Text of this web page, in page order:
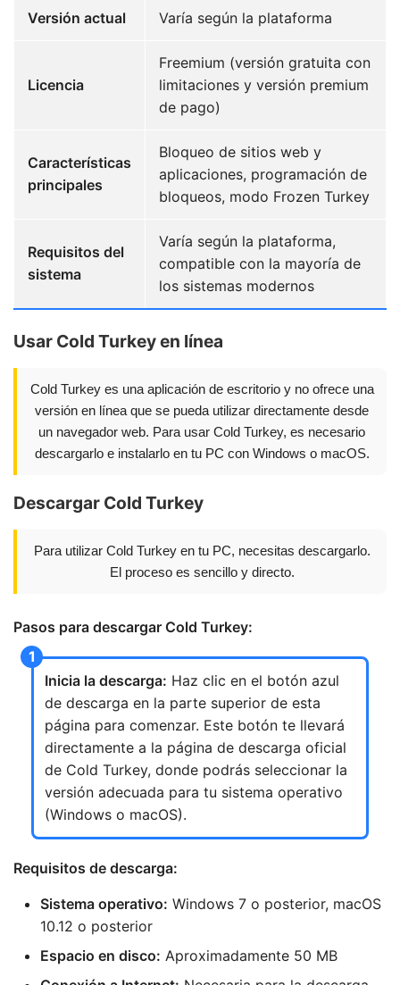
Versión actual Varía según la plataforma
Licencia
Freemium (versión gratuita con
limitaciones y versión premium
de pago)
Características
principales
Bloqueo de sitios web y
aplicaciones, programación de
bloqueos, modo Frozen Turkey
Requisitos del
sistema
Varía según la plataforma,
compatible con la mayoría de
los sistemas modernos
Usar Cold Turkey en línea
Cold Turkey es una aplicación de escritorio y no ofrece una
versión en línea que se pueda utilizar directamente desde
un navegador web. Para usar Cold Turkey, es necesario
descargarlo e instalarlo en tu PC con Windows o macOS.
Descargar Cold Turkey
Para utilizar Cold Turkey en tu PC, necesitas descargarlo.
El proceso es sencillo y directo.
Pasos para descargar Cold Turkey:
Inicia la descarga: Haz clic en el botón azul
de descarga en la parte superior de esta
página para comenzar. Este botón te llevará
directamente a la página de descarga oficial
de Cold Turkey, donde podrás seleccionar la
versión adecuada para tu sistema operativo
(Windows o macOS).
Requisitos de descarga:
Sistema operativo: Windows 7 o posterior, macOS
10.12 o posterior
Espacio en disco: Aproximadamente 50 MB